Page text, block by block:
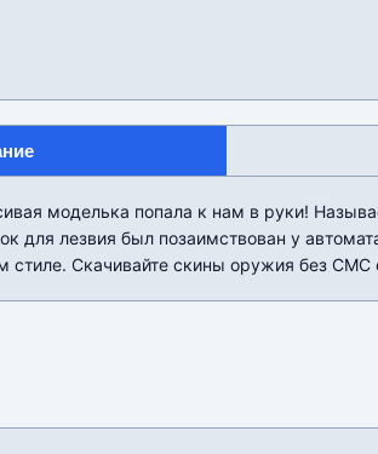
моделька попала к нам в руки!
для лезвия был позаимствован у
стиле. Скачивайте скины оружия без СМС